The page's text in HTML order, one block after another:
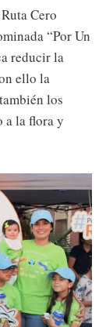
Cero
“Por Un
reducir la
ello la
los
a la flora y